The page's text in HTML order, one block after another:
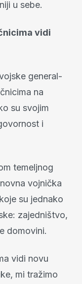
u sebe.
vidi
general-
na
su svojim
i
temeljnog
vojnička
su jednako
zajedništvo,
domovini.
vidi novu
mi tražimo